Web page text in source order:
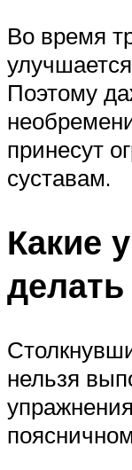
Во время
Поэтому
принесут
суставам.
Какие
нельзя